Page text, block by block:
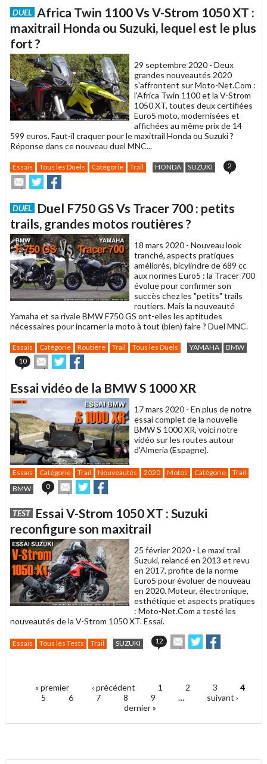
à
un
ami
DUEL Africa Twin 1100 Vs V-Strom 1050 XT :
maxitrail Honda ou Suzuki, lequel est le plus
fort ?
29 septembre 2020 - Deux
grandes nouveautés 2020
s'affrontent sur Moto-Net.Com :
l'Africa Twin 1100 et la V-Strom
1050 XT, toutes deux certifiées
Euro5 moto, modernisées et
affichées au même prix de 14
599 euros. Faut-il craquer pour le maxitrail Honda ou Suzuki ?
Réponse dans ce nouveau duel MNC...
Essais Tous les Duels Catégorie Trail HONDA SUZUKI 2
Envoyer
cet
à
un
ami
Partager
sur
sur
DUEL
Duel F750 GS Vs Tracer 700 : petits
trails, grandes motos routières ?
18 mars 2020 - Nouveau look
tranché, aspects pratiques
améliorés, bicylindre de 689 cc
aux normes Euro5 : la Tracer 700
évolue pour confirmer son
succès chez les "petits" trails
routiers. Mais la nouveauté
Yamaha et sa rivale BMW F750 GS ont-elles les aptitudes
nécessaires pour incarner la moto à tout (bien) faire ? Duel MNC.
Essais Catégorie Routière Trail Tous les Duels YAMAHA
BMW
10
Envoyer
cet
à
un
ami
Partager
sur sur
Essai vidéo de la BMW S 1000 XR
17 mars 2020 - En plus de notre
essai complet de la nouvelle
BMW S 1000 XR, voici notre
vidéo sur les routes autour
d'Almeria (Espagne).
Essais Catégorie Trail Nouveautés 2020 Motos Catégorie
Trail
BMW
0
Envoyer
cet
à
un
ami
Partager
sur sur
TEST Essai V-Strom 1050 XT : Suzuki
reconfigure son maxitrail
25 février 2020 - Le maxi trail
Suzuki, relancé en 2013 et revu
en 2017, profite de la norme
Euro5 pour évoluer de nouveau
en 2020. Moteur, électronique,
esthétique et aspects pratiques
: Moto-Net.Com a testé les
nouveautés de la V-Strom 1050 XT. Essai.
Essais Tous les Tests Trail SUZUKI 12
Envoyer
cet
Partager
sur sur
Pages« premier ‹ précédent 1 2 3
4
5
6 7 8 9 …
suivant ›
dernier »